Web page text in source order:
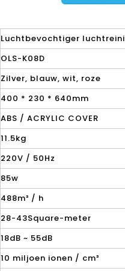
Luchtbevochtiger
OLS-K08D
Zilver, blauw, wit, roze
400 * 230 * 640mm
ABS / ACRYLIC COVER
11.5kg
220V / 50Hz
85w
488m³ / h
28-43Square-meter
18dB ~ 55dB
10 miljoen ionen / cm³